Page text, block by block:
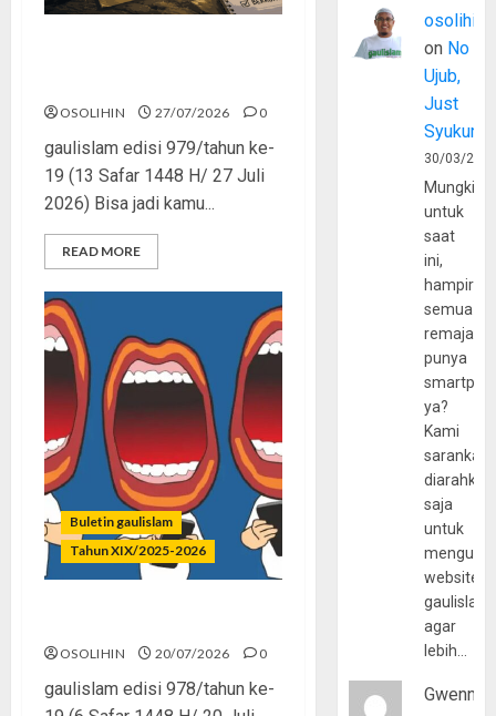
OSOLIHIN 27/07/2026 0
gaulislam edisi 979/tahun ke-
19 (13 Safar 1448 H/ 27 Juli
2026) Bisa jadi kamu...
READ MORE
Buletin gaulislam
Tahun XIX/2025-2026
OSOLIHIN 20/07/2026 0
gaulislam edisi 978/tahun ke-
osolihin
on No
Ujub,
Just
Syukur
30/03/
Mungkin
untuk
saat
ini,
hampir
semua
remaja
punya
ya?
Kami
sarankan,
diarahkan
saja
untuk
website
agar
lebih…
Gwenny